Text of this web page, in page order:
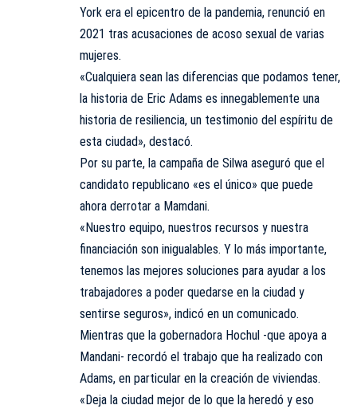
York era el epicentro de la pandemia, renunció en
2021 tras acusaciones de acoso sexual de varias
mujeres.
«Cualquiera sean las diferencias que podamos tener,
la historia de Eric Adams es innegablemente una
historia de resiliencia, un testimonio del espíritu de
esta ciudad», destacó.
Por su parte, la campaña de Silwa aseguró que el
candidato republicano «es el único» que puede
ahora derrotar a Mamdani.
«Nuestro equipo, nuestros recursos y nuestra
financiación son inigualables. Y lo más importante,
tenemos las mejores soluciones para ayudar a los
trabajadores a poder quedarse en la ciudad y
sentirse seguros», indicó en un comunicado.
Mientras que la gobernadora Hochul -que apoya a
Mandani- recordó el trabajo que ha realizado con
Adams, en particular en la creación de viviendas.
«Deja la ciudad mejor de lo que la heredó y eso